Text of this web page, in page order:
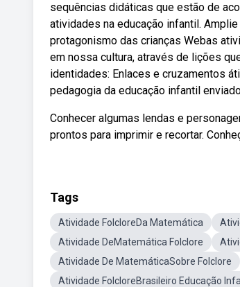
sequências didáticas que estão de
atividades na educação infantil.
protagonismo das crianças Webas
em nossa cultura, através de lições
identidades: Enlaces e cruzamentos
pedagogia da educação infantil
Conhecer algumas lendas e
prontos para imprimir e recortar.
Tags
Atividade FolcloreDa Matemática
Atividade DeMatemática Folclore
Atividade De MatemáticaSobre Folclore
Atividade FolcloreBrasileiro Educação